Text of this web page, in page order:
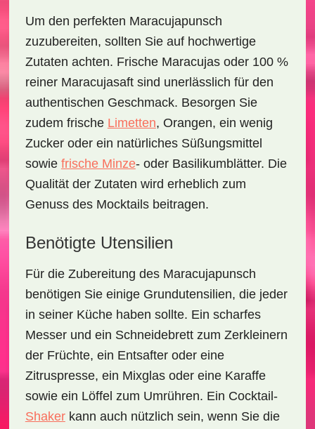
Um den perfekten Maracujapunsch
zuzubereiten, sollten Sie auf hochwertige
Zutaten achten. Frische Maracujas oder 100 %
reiner Maracujasaft sind unerlässlich für den
authentischen Geschmack. Besorgen Sie
zudem frische Limetten, Orangen, ein wenig
Zucker oder ein natürliches Süßungsmittel
sowie frische Minze- oder Basilikumblätter. Die
Qualität der Zutaten wird erheblich zum
Genuss des Mocktails beitragen.
Benötigte Utensilien
Für die Zubereitung des Maracujapunsch
benötigen Sie einige Grundutensilien, die jeder
in seiner Küche haben sollte. Ein scharfes
Messer und ein Schneidebrett zum Zerkleinern
der Früchte, ein Entsafter oder eine
Zitruspresse, ein Mixglas oder eine Karaffe
sowie ein Löffel zum Umrühren. Ein Cocktail-
Shakerkann auch nützlich sein, wenn Sie die